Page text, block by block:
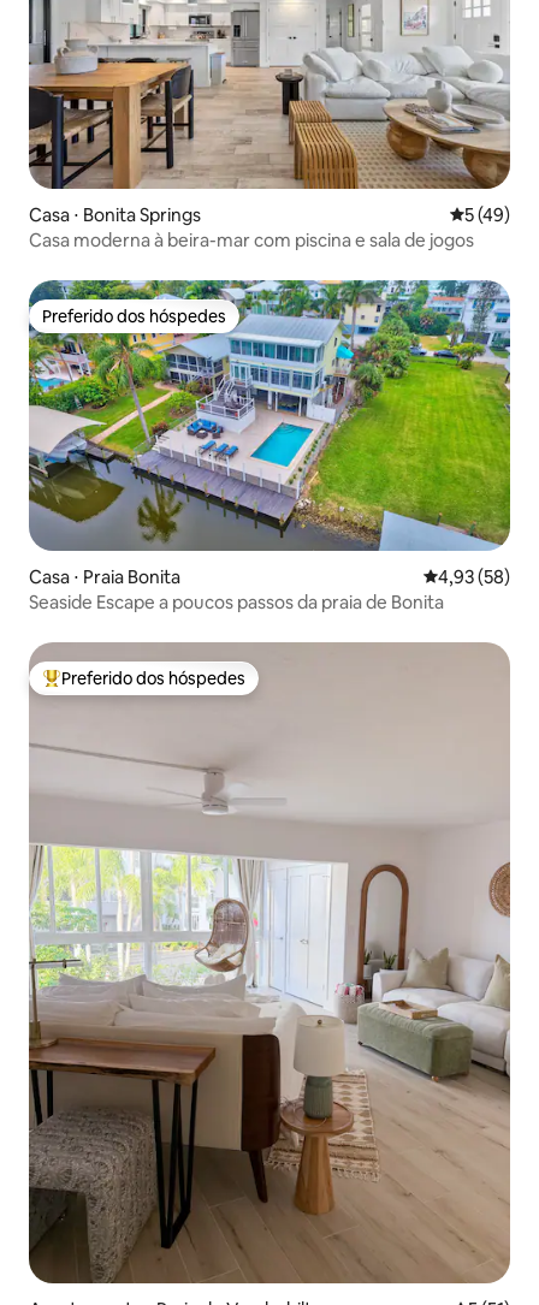
Casa ⋅ Bonita Springs 5 de uma
5 (49)
Casa moderna à beira-mar com piscina e sala de jogos
Preferido dos hóspedes
Preferido dos hóspedes
Casa ⋅ Praia Bonita 4,93 de uma
4,93 (58)
Seaside Escape a poucos passos da praia de Bonita
Entre os melhores preferidos dos hóspedes
Preferido dos hóspedes